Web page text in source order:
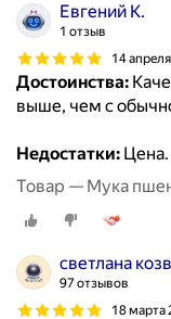
Евгений К.
1 отзыв
14
Достоинства:
выше, чем с
Недостатки: Цена.
Товар — Мука
светлана
97 отзывов
18 марта